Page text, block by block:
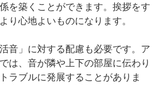
を築くことができます。挨拶をす
り心地よいものになります。
音」に対する配慮も必要です。ア
は、音が隣や上下の部屋に伝わり
ラブルに発展することがありま